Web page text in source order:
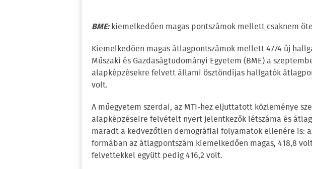
BME:kiemelkedően magas pontszámok mellett csaknem
Kiemelkedően magas átlagpontszámok mellett 4774 új
Műszaki és Gazdaságtudományi Egyetem (BME) a
alapképzésekre felvett állami ösztöndíjas hallgatók
volt.
A műegyetem szerdai, az MTI-hez eljuttatott közleménye
alapképzéseire felvételt nyert jelentkezők létszáma és
maradt a kedvezőtlen demográfiai folyamatok ellenére is:
formában az átlagpontszám kiemelkedően magas, 418,8
felvettekkel együtt pedig 416,2 volt.